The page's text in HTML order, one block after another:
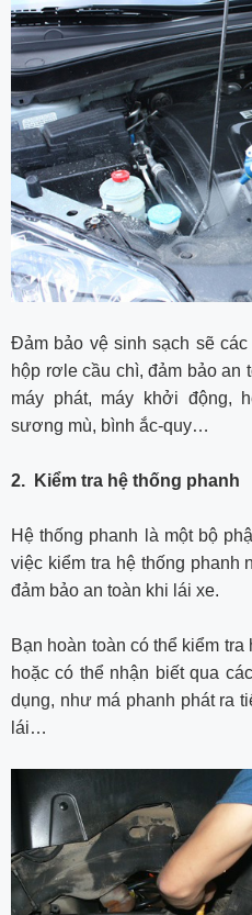
Đảm bảo vệ sinh sạch sẽ
hộp rơle cầu chì, đảm bảo an
máy phát, máy khởi động,
sương mù, bình ắc-quy…
2. Kiểm tra hệ thống phanh
Hệ thống phanh là một bộ
việc kiểm tra hệ thống phanh
đảm bảo an toàn khi lái xe.
Bạn hoàn toàn có thể kiểm
hoặc có thể nhận biết qua
dụng, như má phanh phát ra
lái…